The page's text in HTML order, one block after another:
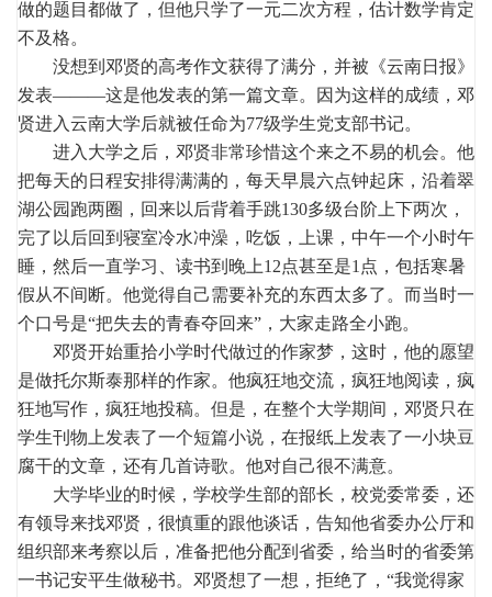
做的题目都做了，但他只学了一元二次方程，估计数学肯定
不及格。
没想到邓贤的高考作文获得了满分，并被《云南日报》
发表———这是他发表的第一篇文章。因为这样的成绩，邓
贤进入云南大学后就被任命为77级学生党支部书记。
进入大学之后，邓贤非常珍惜这个来之不易的机会。他
把每天的日程安排得满满的，每天早晨六点钟起床，沿着翠
湖公园跑两圈，回来以后背着手跳130多级台阶上下两次，
完了以后回到寝室冷水冲澡，吃饭，上课，中午一个小时午
睡，然后一直学习、读书到晚上12点甚至是1点，包括寒暑
假从不间断。他觉得自己需要补充的东西太多了。而当时一
个口号是“把失去的青春夺回来”，大家走路全小跑。
邓贤开始重拾小学时代做过的作家梦，这时，他的愿望
是做托尔斯泰那样的作家。他疯狂地交流，疯狂地阅读，疯
狂地写作，疯狂地投稿。但是，在整个大学期间，邓贤只在
学生刊物上发表了一个短篇小说，在报纸上发表了一小块豆
腐干的文章，还有几首诗歌。他对自己很不满意。
大学毕业的时候，学校学生部的部长，校党委常委，还
有领导来找邓贤，很慎重的跟他谈话，告知他省委办公厅和
组织部来考察以后，准备把他分配到省委，给当时的省委第
一书记安平生做秘书。邓贤想了一想，拒绝了，“我觉得家